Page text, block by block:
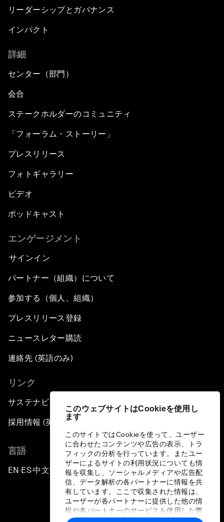
このウェブサイトはCookieを使用し
ます
このサイトではCookieを使って、ユーザー
に合わせたコンテンツや広告の表示、トラ
フィックの分析を行っています。またユー
ザーによるサイトの利用状況についても情
報を収集し、ソーシャルメディアや広告配
信、データ解析の各パートナーに情報を共
有しています。ここで収集された情報は、
ユーザーが各パートナーに提供した他の情
報や各パートナーのサービスを使用した際
に収集された情報と組み合わされ、各パー
リーダーシップとガバナンス
インパクト
詳細
センター（部門）
会合
ステークホルダーのコミュニティ
「フォーラム・ストーリー」
プレスリリース
フォトギャラリー
ビデオ
ポッドキャスト
エンゲージメント
サインイン
パートナー（組織）について
参加する（個人、組織）
プレスリリース登録
ニュースレター購読
連絡先 (英語のみ)
リンク
サステナビリティへの取り組み
採用情報 (英語のみ)
言語
EN ▪ES▪中文▪ 日本語